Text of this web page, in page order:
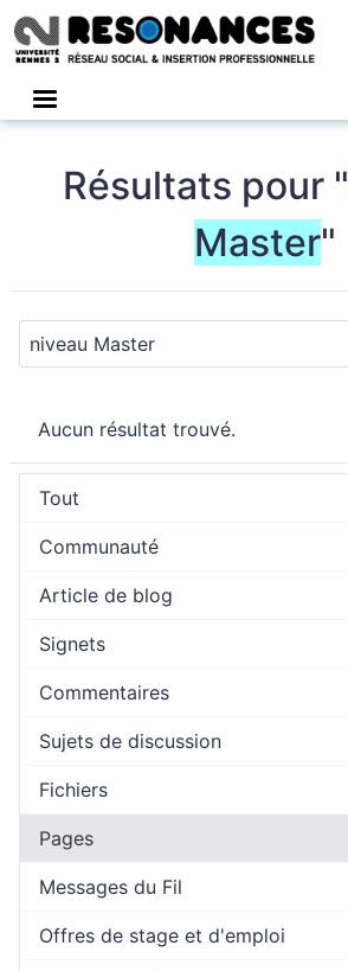
Résultats pour "
Master"
Aucun résultat trouvé.
Tout
Communauté
Article de blog
Signets
Commentaires
Sujets de discussion
Fichiers
Pages
Messages du Fil
Offres de stage et d'emploi